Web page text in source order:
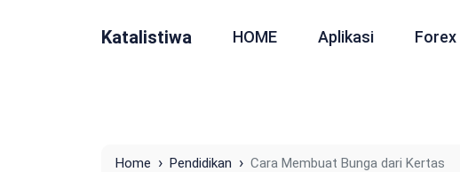
Katalistiwa HOME Aplikasi Forex
Home › Pendidikan › Cara Membuat Bunga dari Kertas